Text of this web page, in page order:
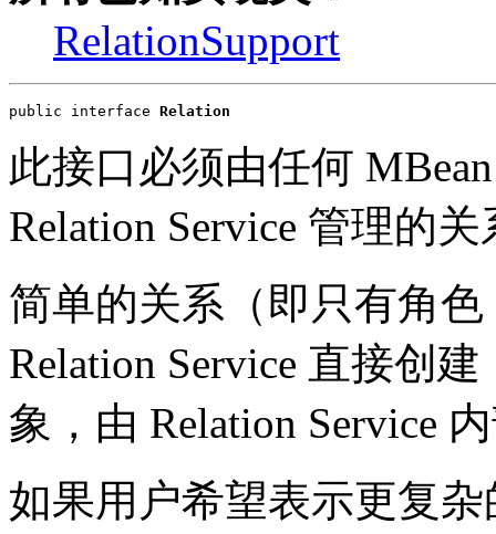
RelationSupport
public interface Relation
此接口必须由任何
Relation Service 管理的
简单的关系（即只有角
Relation Service 直接创
象，由 Relation Service
如果用户希望表示更复